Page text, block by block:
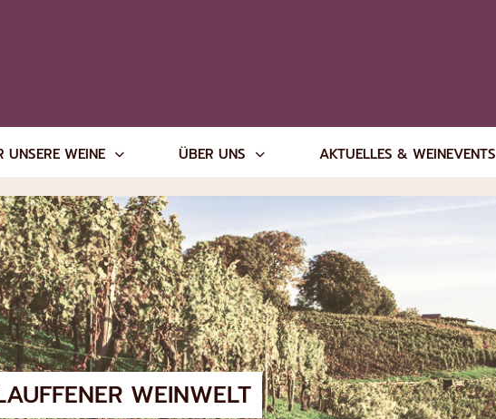
UNSERE WEINE ÜBER UNS AKTUELLES & WEINEVENTS
WEINWELT